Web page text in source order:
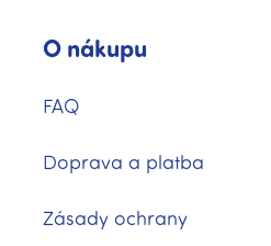
O nákupu
FAQ
Doprava a platba
Zásady ochrany